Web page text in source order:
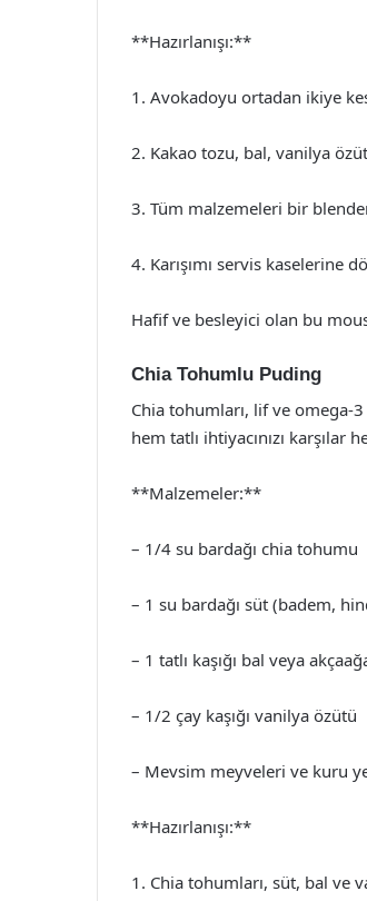
**Hazırlanışı:**
1. Avokadoyu ortadan ikiye
2. Kakao tozu, bal, vanilya
3. Tüm malzemeleri bir
4. Karışımı servis kaselerine
Hafif ve besleyici olan bu
Chia Tohumlu Puding
Chia tohumları, lif ve omega-
hem tatlı ihtiyacınızı karşılar
**Malzemeler:**
– 1/4 su bardağı chia tohumu
– 1 su bardağı süt (badem,
– 1 tatlı kaşığı bal veya
– 1/2 çay kaşığı vanilya özütü
– Mevsim meyveleri ve kuru
**Hazırlanışı:**
1. Chia tohumları, süt, bal ve